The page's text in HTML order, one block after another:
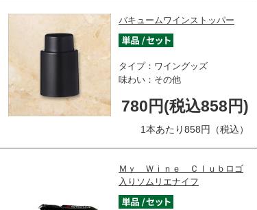
バキュームワインストッパー
タイプ：ワイングッズ
味わい：その他
780円(税込858円)
1本あたり858円（税込）
Ｍｙ Ｗｉｎｅ Ｃｌｕｂロゴ
入りソムリエナイフ